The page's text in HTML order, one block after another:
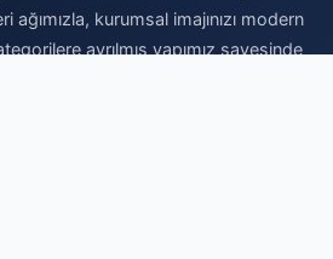
kurumsal imajınızı modern
ayrılmış yapımız sayesinde